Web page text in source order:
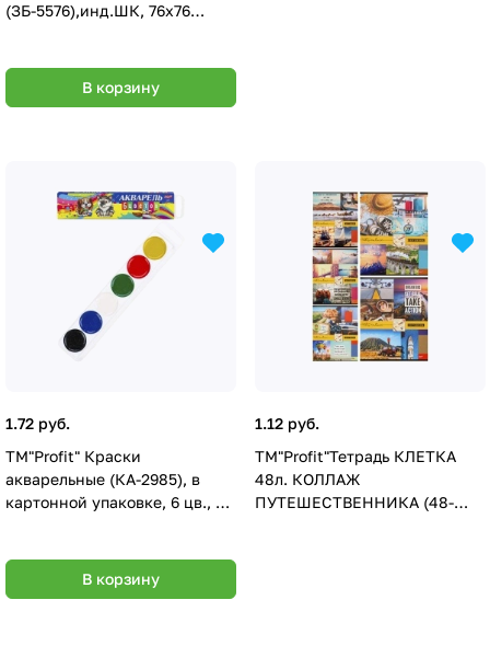
(ЗБ-5576),инд.ШК, 76х76
В корзину
1.72 руб.
TM"Profit" Краски
акварельные (КА-2985), в
картонной упаковке, 6 цв., б/
В корзину
1.12 руб.
TМ"Profit"Тетрадь КЛЕТКА
48л. КОЛЛАЖ
ПУТЕШЕСТВЕННИКА (48-